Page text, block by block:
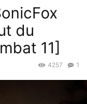
du
11]
1
4257